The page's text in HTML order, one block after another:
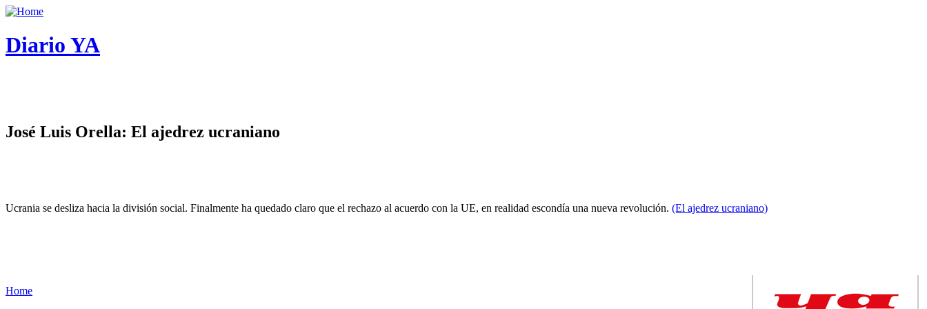
Diario YA
José Luis Orella: El ajedrez ucraniano
Ucrania se desliza hacia la división social. Finalmente ha quedado claro que el rechazo al acuerdo con la UE, en realidad escondía una nueva revolución. (El ajedrez ucraniano)
Home